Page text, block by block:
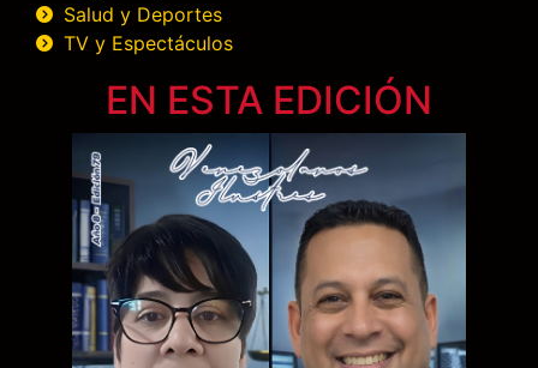
Salud y Deportes
TV y Espectáculos
EN ESTA EDICIÓN